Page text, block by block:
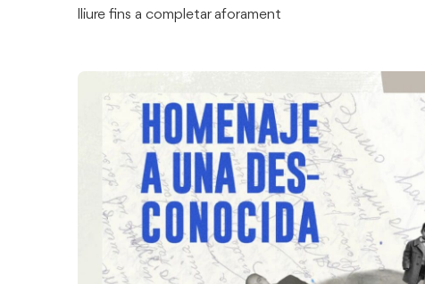
lliure fins a completar aforament